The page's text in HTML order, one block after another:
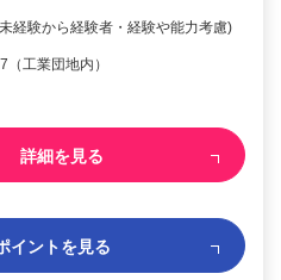
経験から経験者・経験や能力考慮)
工業団地内）
詳細を見る
イントを見る